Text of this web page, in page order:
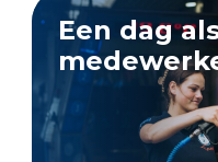
Een dag